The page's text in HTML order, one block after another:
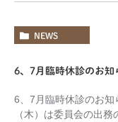
NEWS
6、7月臨時休診のお知
6、7月臨時休診のお
（木）は委員会の出